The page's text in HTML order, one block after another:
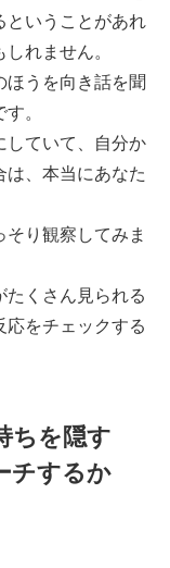
いうことがあれ
れません。
ほうを向き話を聞
。
していて、自分か
は、本当にあなた
り観察してみま
たくさん見られる
応をチェックする
ちを隠す
チするか